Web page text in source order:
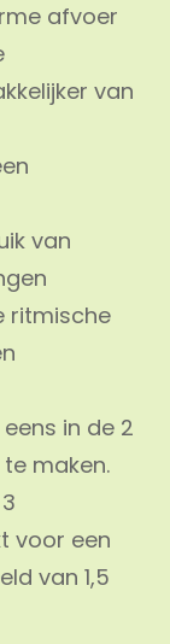
afvoer
van
van
ritmische
in de 2
maken.
voor een
van 1,5